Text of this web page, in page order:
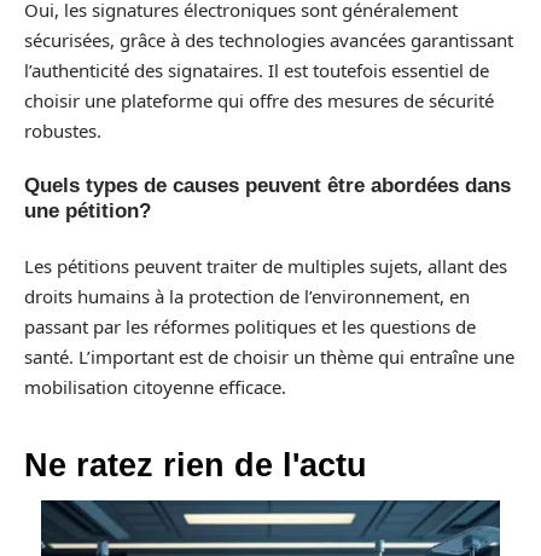
Oui, les signatures électroniques sont généralement
sécurisées, grâce à des technologies avancées garantissant
l’authenticité des signataires. Il est toutefois essentiel de
choisir une plateforme qui offre des mesures de sécurité
robustes.
Quels types de causes peuvent être abordées dans
une pétition?
Les pétitions peuvent traiter de multiples sujets, allant des
droits humains à la protection de l’environnement, en
passant par les réformes politiques et les questions de
santé. L’important est de choisir un thème qui entraîne une
mobilisation citoyenne efficace.
Ne ratez rien de l'actu